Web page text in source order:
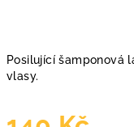
Posilující šamponová
vlasy.